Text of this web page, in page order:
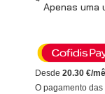
Apenas uma
Desde 20.30 €/
O pagamento